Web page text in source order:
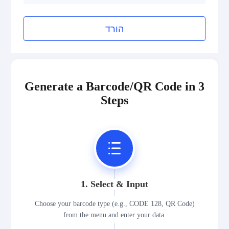
הורד
Generate a Barcode/QR Code in 3
Steps
1. Select & Input
Choose your barcode type (e.g., CODE 128, QR Code)
from the menu and enter your data.